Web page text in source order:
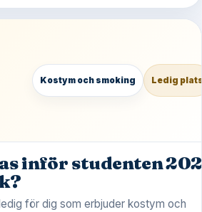
Kostym och smoking Ledig
inför studenten
för dig som erbjuder kostym och